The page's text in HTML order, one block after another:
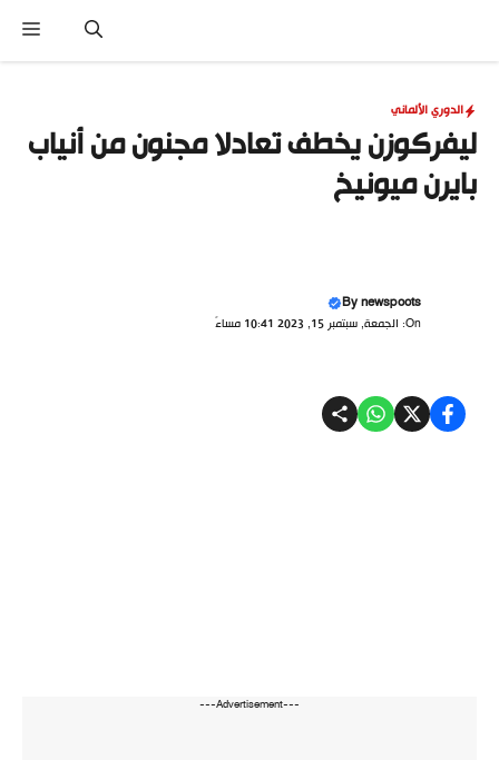
المحتوى
الدوري الألماني
ليفركوزن يخطف تعادلا مجنون من أنياب
بايرن ميونيخ
Bynewspoots
On: الجمعة, سبتمبر 15, 2023 10:41 مساءً
---Advertisement---